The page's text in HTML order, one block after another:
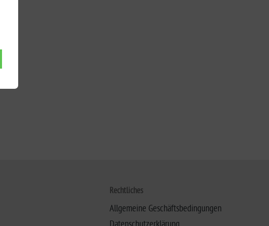
Rechtliches
Allgemeine Geschäftsbedingungen